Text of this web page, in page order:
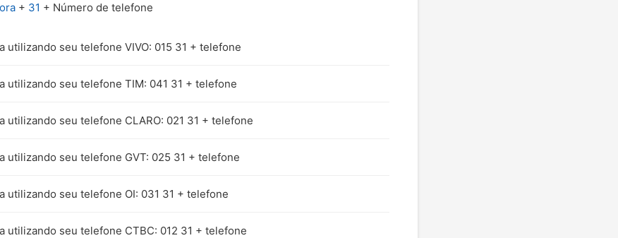
+ 31 + Número de telefone
utilizando seu telefone VIVO: 015 31 + telefone
utilizando seu telefone TIM: 041 31 + telefone
utilizando seu telefone CLARO: 021 31 + telefone
utilizando seu telefone GVT: 025 31 + telefone
utilizando seu telefone OI: 031 31 + telefone
utilizando seu telefone CTBC: 012 31 + telefone